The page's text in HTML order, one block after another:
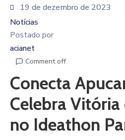
19 de dezembro de 2023
Notícias
Postado por
acianet
Comment off
Conecta
Celebra
no Ideathon